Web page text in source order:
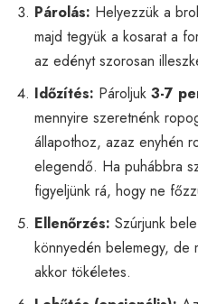
Párolás: Helyezzük a
majd tegyük a kosarat a
az edényt szorosan
Időzítés: Pároljuk 3-7
mennyire szeretnénk
állapothoz, azaz enyhén
elegendő. Ha puhábbra
figyeljünk rá, hogy ne
Ellenőrzés: Szúrjunk
könnyedén belemegy, de
akkor tökéletes.